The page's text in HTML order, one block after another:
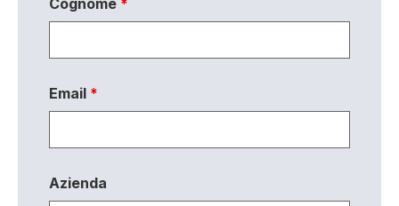
Cognome *
Email *
Azienda